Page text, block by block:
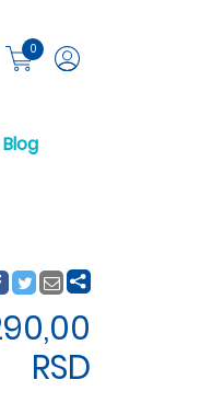
0
Blog
RSD